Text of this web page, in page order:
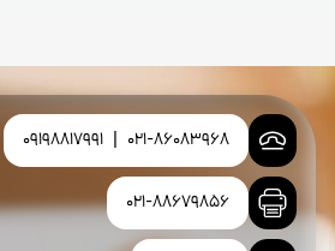
021-86083968
09198817991
021-88679856